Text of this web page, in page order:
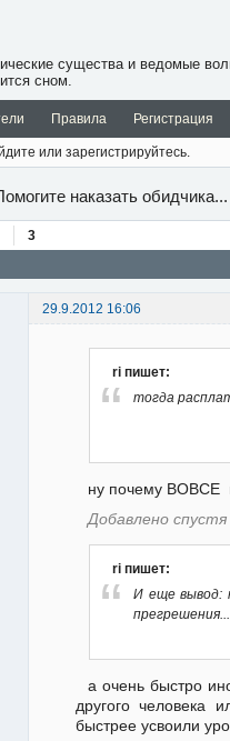
существа и ведомые
сном.
Правила Регистрация
или зарегистрируйтесь.
наказать обидчика...
3
29.9.2012 16:06
ri пишет:
тогда
ну почему ВОВСЕ
Добавлено
ri пишет:
И еще вывод:
прегрешения...
а очень быстро
другого человека
быстрее усвоили